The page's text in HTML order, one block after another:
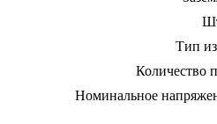
Тип
Количество
Номинальное